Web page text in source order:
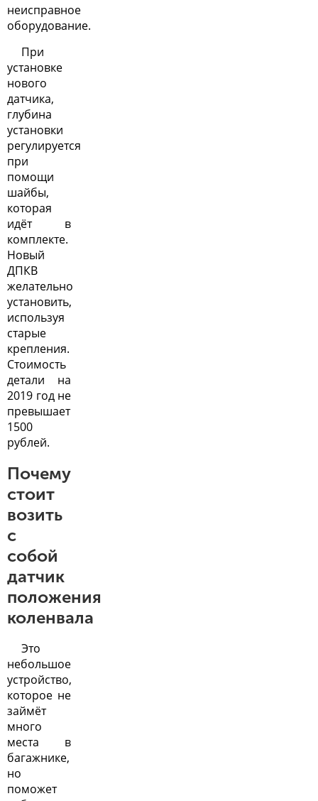
неисправное
оборудование.
При
установке
нового
датчика,
глубина
установки
регулируется
при
помощи
шайбы,
которая
идёт в
комплекте.
Новый
ДПКВ
желательно
установить,
используя
старые
крепления.
Стоимость
детали на
2019 год не
превышает
1500
рублей.
Почему
стоит
возить
с
собой
датчик
положения
коленвала
Это
небольшое
устройство,
которое не
займёт
много
места в
багажнике,
но
поможет